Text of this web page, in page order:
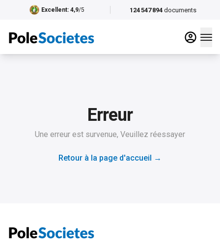
124 547 894 documents
Excellent: 4,9/5
Erreur
Une erreur est survenue, Veuillez réessayer
Retour à la page d'accueil →